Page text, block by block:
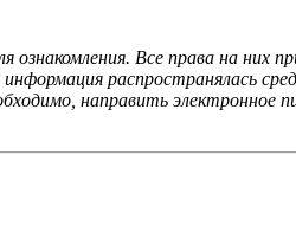
Все права на
распространялась
направить электронное